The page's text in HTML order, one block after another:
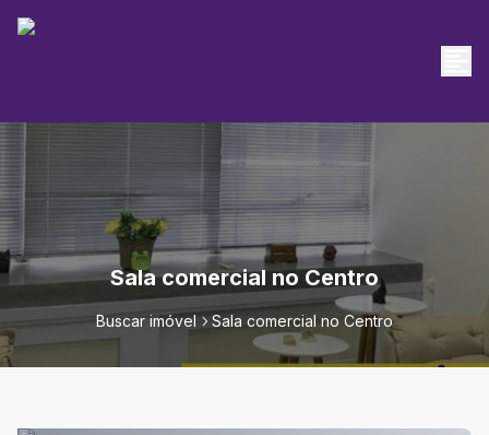
Sala comercial no Centro
Buscar imóvel Sala comercial no Centro